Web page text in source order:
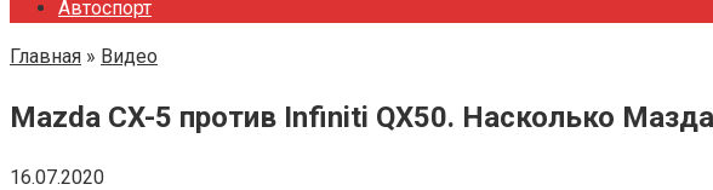
Автоспорт
Главная » Видео
Mazda CX-5 против Infiniti QX50. Насколько
16.07.2020